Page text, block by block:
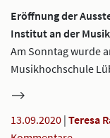
Eröffnung der
Institut an der
Am Sonntag wurde
Musikhochschule
13.09.2020 | Teresa